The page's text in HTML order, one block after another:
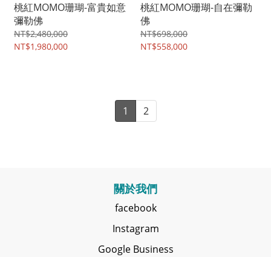
桃紅MOMO珊瑚-富貴如意
彌勒佛
NT$2,480,000
NT$1,980,000
桃紅MOMO珊瑚-自在彌勒
佛
NT$698,000
NT$558,000
1 2
關於我們
facebook
Instagram
Google Business